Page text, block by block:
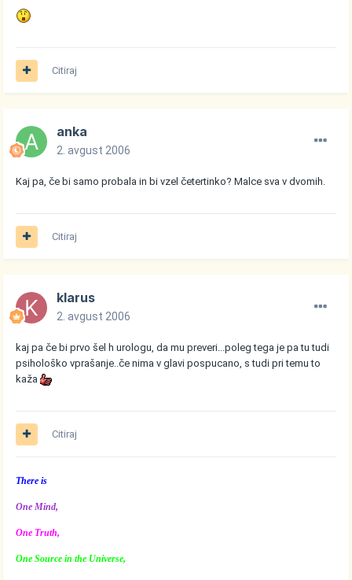
Citiraj
anka
2. avgust 2006
Kaj pa, če bi samo probala in bi vzel četertinko? Malce sva v dvomih.
Citiraj
klarus
2. avgust 2006
kaj pa če bi prvo šel h urologu, da mu preveri...poleg tega je pa tu tudi
psihološko vprašanje..če nima v glavi pospucano, s tudi pri temu to
kaža
Citiraj
There is
One Mind,
One Truth,
One Source in the Universe,